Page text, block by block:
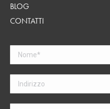
BLOG
CONTATTI